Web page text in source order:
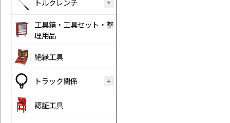
トルクレンチ
工具箱・工具セット・整
理用品
絶縁工具
トラック関係
認証工具